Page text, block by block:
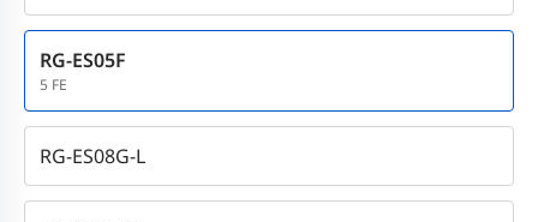
RG-ES05F
5 FE
RG-ES08G-L